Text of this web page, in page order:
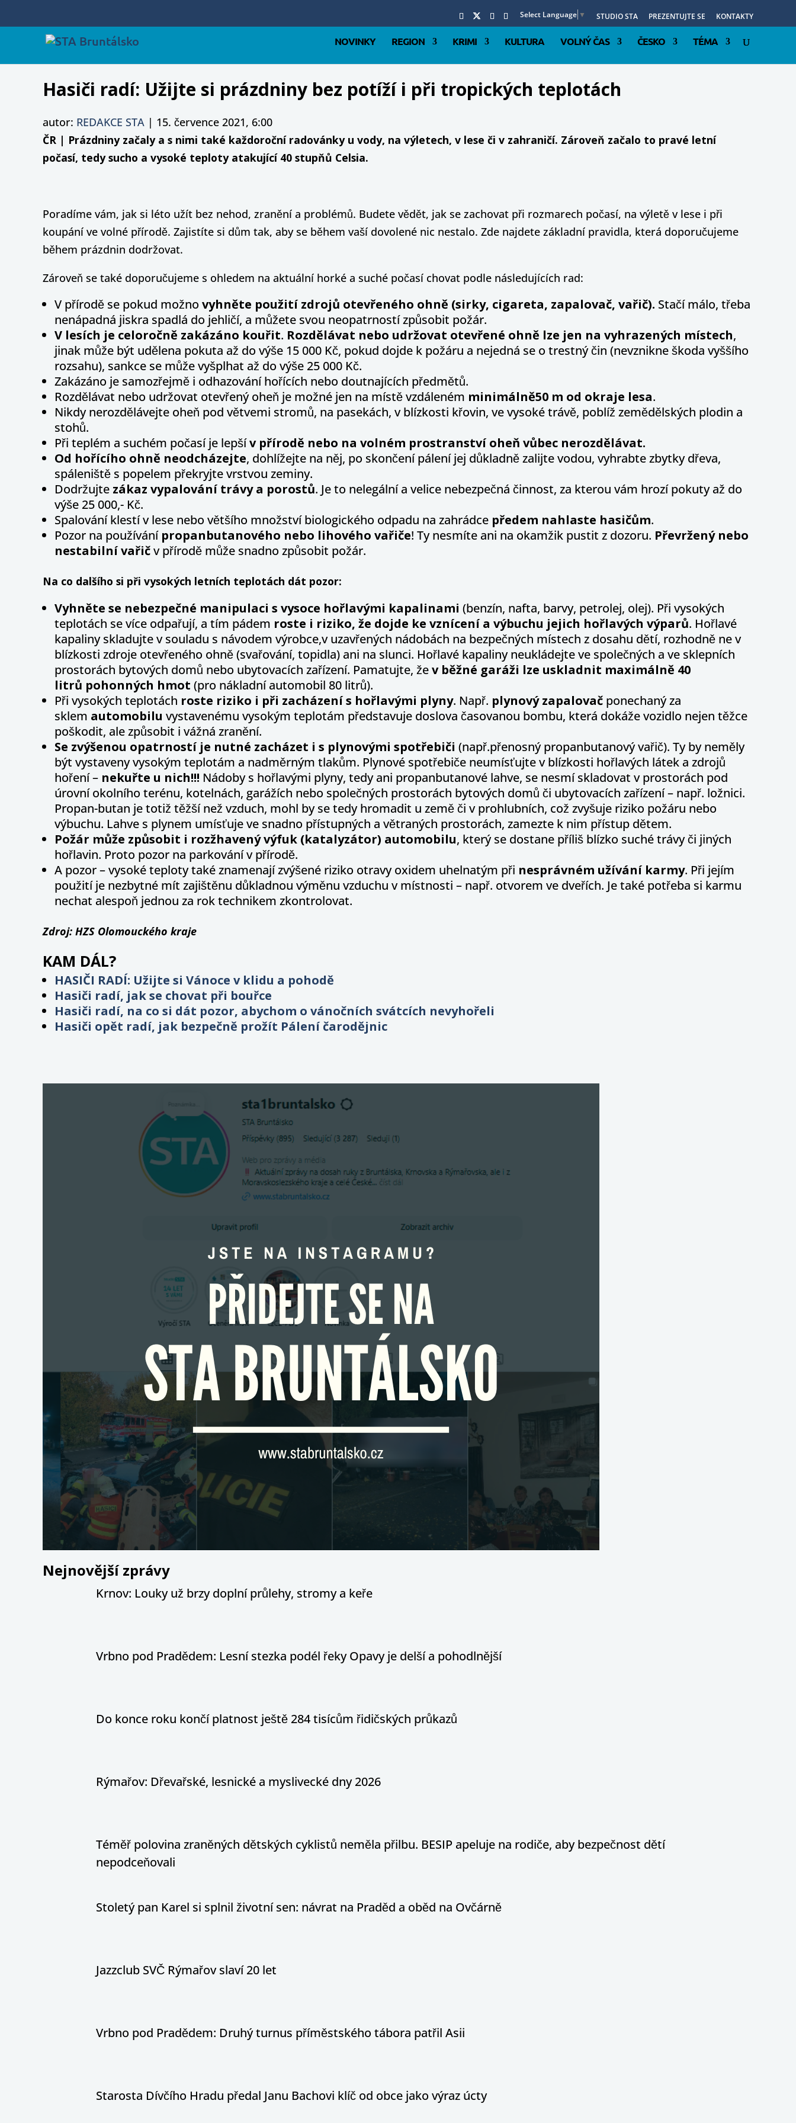
Select Language ▼ STUDIO STA PREZENTUJTE SE KONTAKTY
NOVINKY REGION KRIMI KULTURA VOLNÝ ČAS ČESKO TÉMA
Hasiči radí: Užijte si prázdniny bez potíží i při tropických teplotách
autor: REDAKCE STA | 15. července 2021, 6:00
ČR | Prázdniny začaly a s nimi také každoroční radovánky u vody, na výletech, v lese či v zahraničí. Zároveň začalo to pravé letní
počasí, tedy sucho a vysoké teploty atakující 40 stupňů Celsia.
Poradíme vám, jak si léto užít bez nehod, zranění a problémů. Budete vědět, jak se zachovat při rozmarech počasí, na výletě v lese i při
koupání ve volné přírodě. Zajistíte si dům tak, aby se během vaší dovolené nic nestalo. Zde najdete základní pravidla, která doporučujeme
během prázdnin dodržovat.
Zároveň se také doporučujeme s ohledem na aktuální horké a suché počasí chovat podle následujících rad:
V přírodě se pokud možno vyhněte použití zdrojů otevřeného ohně (sirky, cigareta, zapalovač, vařič). Stačí málo, třeba
nenápadná jiskra spadlá do jehličí, a můžete svou neopatrností způsobit požár.
V lesích je celoročně zakázáno kouřit. Rozdělávat nebo udržovat otevřené ohně lze jen na vyhrazených místech,
jinak může být udělena pokuta až do výše 15 000 Kč, pokud dojde k požáru a nejedná se o trestný čin (nevznikne škoda vyššího
rozsahu), sankce se může vyšplhat až do výše 25 000 Kč.
Zakázáno je samozřejmě i odhazování hořících nebo doutnajících předmětů.
Rozdělávat nebo udržovat otevřený oheň je možné jen na místě vzdáleném minimálně50 m od okraje lesa.
Nikdy nerozdělávejte oheň pod větvemi stromů, na pasekách, v blízkosti křovin, ve vysoké trávě, poblíž zemědělských plodin a
stohů.
Při teplém a suchém počasí je lepšív přírodě nebo na volném prostranství oheň vůbec nerozdělávat.
Od hořícího ohně neodcházejte, dohlížejte na něj, po skončení pálení jej důkladně zalijte vodou, vyhrabte zbytky dřeva,
spáleniště s popelem překryjte vrstvou zeminy.
Dodržujte zákaz vypalování trávy a porostů. Je to nelegální a velice nebezpečná činnost, za kterou vám hrozí pokuty až do
výše 25 000,- Kč.
Spalování klestí v lese nebo většího množství biologického odpadu na zahrádce předem nahlaste hasičům.
Pozor na používání propanbutanového nebo lihového vařiče! Ty nesmíte ani na okamžik pustit z dozoru. Převržený nebo
nestabilní vařičv přírodě může snadno způsobit požár.
Na co dalšího si při vysokých letních teplotách dát pozor:
Vyhněte se nebezpečné manipulaci s vysoce hořlavými kapalinami (benzín, nafta, barvy, petrolej, olej). Při vysokých
teplotách se více odpařují, a tím pádem roste i riziko, že dojde ke vznícení a výbuchu jejich hořlavých výparů. Hořlavé
kapaliny skladujte v souladu s návodem výrobce,v uzavřených nádobách na bezpečných místech z dosahu dětí, rozhodně ne v
blízkosti zdroje otevřeného ohně (svařování, topidla) ani na slunci. Hořlavé kapaliny neukládejte ve společných a ve sklepních
prostorách bytových domů nebo ubytovacích zařízení. Pamatujte, žev běžné garáži lze uskladnit maximálně 40
litrů pohonných hmot (pro nákladní automobil 80 litrů).
Při vysokých teplotách roste riziko i při zacházení s hořlavými plyny. Např. plynový zapalovač ponechaný za
sklem automobilu vystavenému vysokým teplotám představuje doslova časovanou bombu, která dokáže vozidlo nejen těžce
poškodit, ale způsobit i vážná zranění.
Se zvýšenou opatrností je nutné zacházet i s plynovými spotřebiči (např.přenosný propanbutanový vařič). Ty by neměly
být vystaveny vysokým teplotám a nadměrným tlakům. Plynové spotřebiče neumísťujte v blízkosti hořlavých látek a zdrojů
hoření – nekuřte u nich!!! Nádoby s hořlavými plyny, tedy ani propanbutanové lahve, se nesmí skladovat v prostorách pod
úrovní okolního terénu, kotelnách, garážích nebo společných prostorách bytových domů či ubytovacích zařízení – např. ložnici.
Propan-butan je totiž těžší než vzduch, mohl by se tedy hromadit u země či v prohlubních, což zvyšuje riziko požáru nebo
výbuchu. Lahve s plynem umísťuje ve snadno přístupných a větraných prostorách, zamezte k nim přístup dětem.
Požár může způsobit i rozžhavený výfuk (katalyzátor) automobilu, který se dostane příliš blízko suché trávy či jiných
hořlavin. Proto pozor na parkování v přírodě.
A pozor – vysoké teploty také znamenají zvýšené riziko otravy oxidem uhelnatým při nesprávném užívání karmy. Při jejím
použití je nezbytné mít zajištěnu důkladnou výměnu vzduchu v místnosti – např. otvorem ve dveřích. Je také potřeba si karmu
nechat alespoň jednou za rok technikem zkontrolovat.
Zdroj: HZS Olomouckého kraje
KAM DÁL?
HASIČI RADÍ: Užijte si Vánoce v klidu a pohodě
Hasiči radí, jak se chovat při bouřce
Hasiči radí, na co si dát pozor, abychom o vánočních svátcích nevyhořeli
Hasiči opět radí, jak bezpečně prožít Pálení čarodějnic
Nejnovější zprávy
Krnov: Louky už brzy doplní průlehy, stromy a keře
Vrbno pod Pradědem: Lesní stezka podél řeky Opavy je delší a pohodlnější
Do konce roku končí platnost ještě 284 tisícům řidičských průkazů
Rýmařov: Dřevařské, lesnické a myslivecké dny 2026
Téměř polovina zraněných dětských cyklistů neměla přilbu. BESIP apeluje na rodiče, aby bezpečnost dětí
nepodceňovali
Stoletý pan Karel si splnil životní sen: návrat na Praděd a oběd na Ovčárně
Jazzclub SVČ Rýmařov slaví 20 let
Vrbno pod Pradědem: Druhý turnus příměstského tábora patřil Asii
Starosta Dívčího Hradu předal Janu Bachovi klíč od obce jako výraz úcty